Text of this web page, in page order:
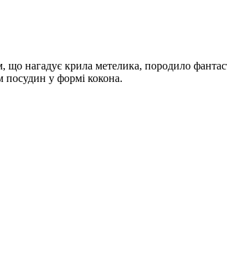
що нагадує крила метелика, породило
посудин у формі кокона.